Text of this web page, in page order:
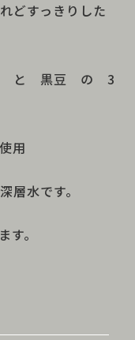
どすっきりした
と 黒豆 の 3
用
水です。
。